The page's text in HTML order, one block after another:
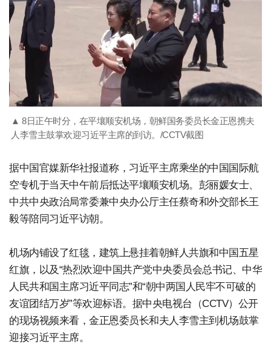
▲ 8日正午时分，在平壤顺安机场，朝鲜国务委员长金正恩携夫
人李雪主鼓掌欢迎习近平主席的到访。/CCTV截图
据中国官媒新华社报道称，习近平主席乘坐的中国国际航
空专机于当天中午前后抵达平壤顺安机场。彭丽媛女士、
中共中央政治局常委兼中央办公厅主任蔡奇和外交部长王
毅等陪同习近平访朝。
机场内铺设了红毯，建筑上悬挂着朝鲜人共旗和中国五星
红旗，以及“热烈欢迎中国共产党中央委员会总书记、中华
人民共和国主席习近平同志”和“朝中两国人民牢不可破的
友谊团结万岁”等欢迎标语。据中央电视台（CCTV）公开
的现场视频来看，金正恩委员长和夫人李雪主到机场鼓掌
迎接习近平主席。